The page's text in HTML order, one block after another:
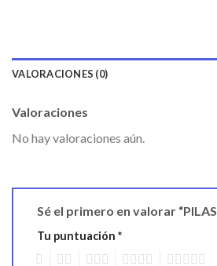
VALORACIONES (0)
Valoraciones
No hay valoraciones aún.
Sé el primero en valorar
Tu puntuación *